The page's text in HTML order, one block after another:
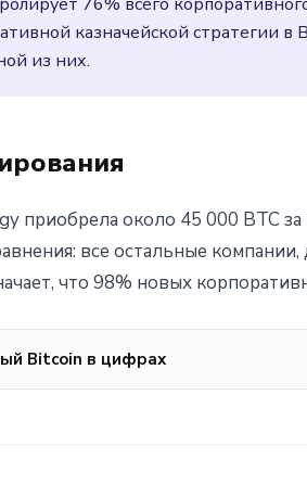
казначейской стратегии
из них.
приобрела около 45 000 BTC
все остальные
что 98% новых
Bitcoin в цифрах